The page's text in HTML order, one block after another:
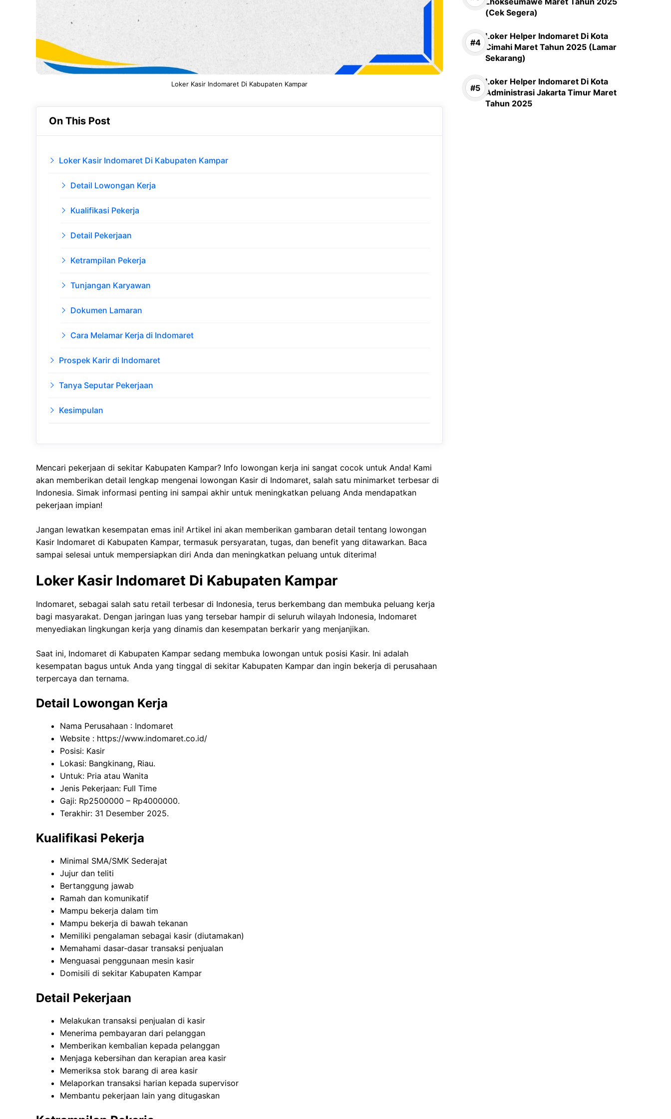
Loker Kasir Indomaret Di Kabupaten Kampar
On This Post
Loker Kasir Indomaret Di Kabupaten Kampar
Detail Lowongan Kerja
Kualifikasi Pekerja
Detail Pekerjaan
Ketrampilan Pekerja
Tunjangan Karyawan
Dokumen Lamaran
Cara Melamar Kerja di Indomaret
Prospek Karir di Indomaret
Tanya Seputar Pekerjaan
Kesimpulan
Mencari pekerjaan di sekitar Kabupaten Kampar? Info lowongan kerja ini sangat cocok untuk Anda! Kami
akan memberikan detail lengkap mengenai lowongan Kasir di Indomaret, salah satu minimarket terbesar di
Indonesia. Simak informasi penting ini sampai akhir untuk meningkatkan peluang Anda mendapatkan
pekerjaan impian!
Jangan lewatkan kesempatan emas ini! Artikel ini akan memberikan gambaran detail tentang lowongan
Kasir Indomaret di Kabupaten Kampar, termasuk persyaratan, tugas, dan benefit yang ditawarkan. Baca
sampai selesai untuk mempersiapkan diri Anda dan meningkatkan peluang untuk diterima!
Loker Kasir Indomaret Di Kabupaten Kampar
Indomaret, sebagai salah satu retail terbesar di Indonesia, terus berkembang dan membuka peluang kerja
bagi masyarakat. Dengan jaringan luas yang tersebar hampir di seluruh wilayah Indonesia, Indomaret
menyediakan lingkungan kerja yang dinamis dan kesempatan berkarir yang menjanjikan.
Saat ini, Indomaret di Kabupaten Kampar sedang membuka lowongan untuk posisi Kasir. Ini adalah
kesempatan bagus untuk Anda yang tinggal di sekitar Kabupaten Kampar dan ingin bekerja di perusahaan
terpercaya dan ternama.
Detail Lowongan Kerja
Nama Perusahaan : Indomaret
Website : https://www.indomaret.co.id/
Posisi: Kasir
Lokasi: Bangkinang, Riau.
Untuk: Pria atau Wanita
Jenis Pekerjaan: Full Time
Gaji: Rp2500000 – Rp4000000.
Terakhir: 31 Desember 2025.
Kualifikasi Pekerja
Minimal SMA/SMK Sederajat
Jujur dan teliti
Bertanggung jawab
Ramah dan komunikatif
Mampu bekerja dalam tim
Mampu bekerja di bawah tekanan
Memiliki pengalaman sebagai kasir (diutamakan)
Memahami dasar-dasar transaksi penjualan
Menguasai penggunaan mesin kasir
Domisili di sekitar Kabupaten Kampar
Detail Pekerjaan
Melakukan transaksi penjualan di kasir
Menerima pembayaran dari pelanggan
Memberikan kembalian kepada pelanggan
Menjaga kebersihan dan kerapian area kasir
Memeriksa stok barang di area kasir
Melaporkan transaksi harian kepada supervisor
Membantu pekerjaan lain yang ditugaskan
(Cek Segera)
Loker Helper Indomaret Di Kota
Cimahi Maret Tahun 2025 (Lamar
Sekarang)
Loker Helper Indomaret Di Kota
Administrasi Jakarta Timur Maret
Tahun 2025